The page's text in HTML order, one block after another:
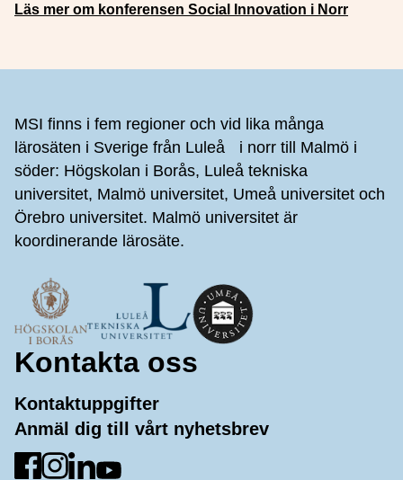
Läs mer om konferensen Social Innovation i Norr
MSI finns i fem regioner och vid lika många
lärosäten i Sverige från Luleå i norr till Malmö i
söder: Högskolan i Borås, Luleå tekniska
universitet, Malmö universitet, Umeå universitet och
Örebro universitet. Malmö universitet är
koordinerande lärosäte.
Kontakta oss
Kontaktuppgifter
Anmäl dig till vårt nyhetsbrev
Gå till Facebook
Gå till Instagram
Gå till LinkedIn
Gå till YouTube